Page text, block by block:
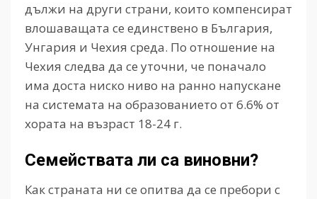
дължи на други страни, които компенсират
влошаващата се единствено в България,
Унгария и Чехия среда. По отношение на
Чехия следва да се уточни, че поначало
има доста ниско ниво на ранно напускане
на системата на образованието от 6.6% от
хората на възраст 18-24 г.
Семействата ли са виновни?
Как страната ни се опитва да се пребори с